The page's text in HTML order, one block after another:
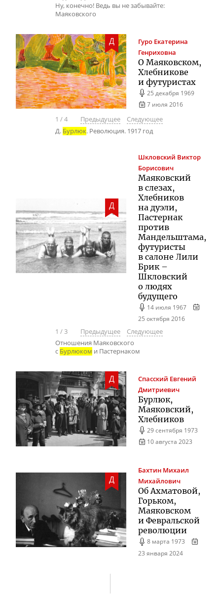
Ну, конечно! Ведь вы не забывайте:
Маяковского
Д Гуро Екатерина
Генриховна
О Маяковском,
Хлебникове
и футуристах
25 декабря 1969
7 июля 2016
1 /4 Предыдущее
Следующее
Д. Бурлюк. Революция. 1917 год
Д
Шкловский Виктор
Борисович
Маяковский
в слезах,
Хлебников
на дуэли,
Пастернак
против
Мандельштама,
футуристы
в салоне Лили
Брик –
Шкловский
о людях
будущего
14 июля 1967
25 октября 2016
1 /3 Предыдущее
Следующее
Отношения Маяковского
с Бурлюком и Пастернаком
Д Спасский Евгений
Дмитриевич
Бурлюк,
Маяковский,
Хлебников
29 сентября 1973
10 августа 2023
Д
Бахтин Михаил
Михайлович
Об Ахматовой,
Горьком,
Маяковском
и Февральской
революции
8 марта 1973
23 января 2024